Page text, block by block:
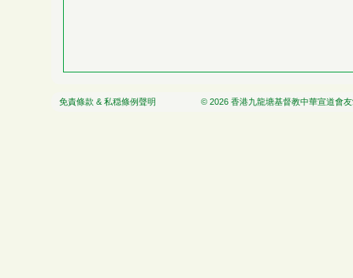
免責條款 & 私穏條例聲明 © 2026 香港九龍塘基督教中華宣道會友愛